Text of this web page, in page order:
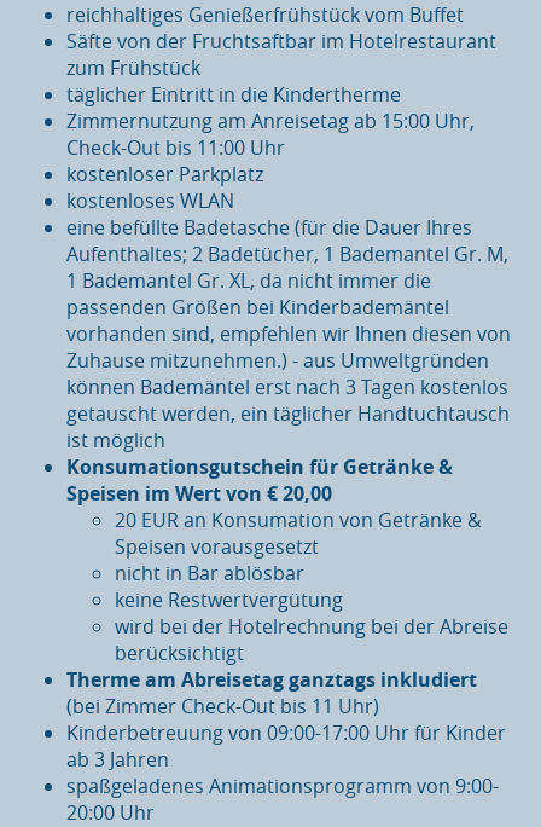
reichhaltiges Genießerfrühstück vom Buffet
Säfte von der Fruchtsaftbar im Hotelrestaurant
zum Frühstück
täglicher Eintritt in die Kindertherme
Zimmernutzung am Anreisetag ab 15:00 Uhr,
Check-Out bis 11:00 Uhr
kostenloser Parkplatz
kostenloses WLAN
eine befüllte Badetasche (für die Dauer Ihres
Aufenthaltes; 2 Badetücher, 1 Bademantel Gr. M,
1 Bademantel Gr. XL, da nicht immer die
passenden Größen bei Kinderbademäntel
vorhanden sind, empfehlen wir Ihnen diesen von
Zuhause mitzunehmen.) - aus Umweltgründen
können Bademäntel erst nach 3 Tagen kostenlos
getauscht werden, ein täglicher Handtuchtausch
ist möglich
Konsumationsgutschein für Getränke &
Speisen im Wert von € 20,00
20 EUR an Konsumation von Getränke &
Speisen vorausgesetzt
nicht in Bar ablösbar
keine Restwertvergütung
wird bei der Hotelrechnung bei der Abreise
berücksichtigt
Therme am Abreisetag ganztags inkludiert
(bei Zimmer Check-Out bis 11 Uhr)
Kinderbetreuung von 09:00-17:00 Uhr für Kinder
ab 3 Jahren
spaßgeladenes Animationsprogramm von 9:00-
20:00 Uhr